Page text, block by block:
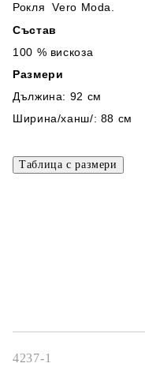
Рокля Vero Moda.
Състав
100 % вискоза
Размери
Дължина: 92 см
Ширина/ханш/: 88 см
4237-1